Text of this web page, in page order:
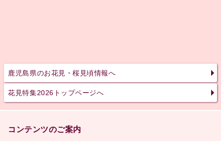
鹿児島県のお花見・桜見頃情報へ
花見特集2026トップページへ
コンテンツのご案内